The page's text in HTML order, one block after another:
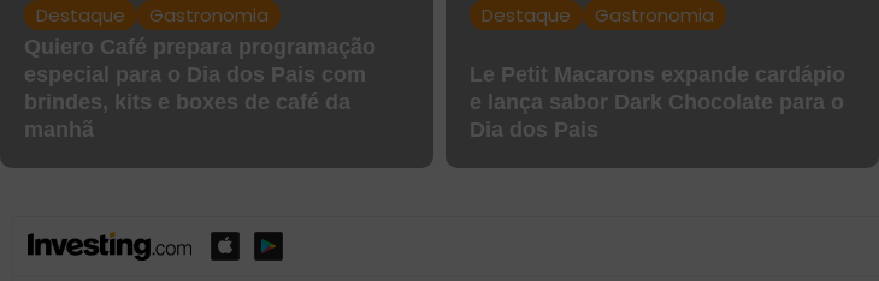
Destaque Gastronomia
Quiero Café prepara programação
especial para o Dia dos Pais com
brindes, kits e boxes de café da
manhã
Destaque Gastronomia
Le Petit Macarons expande cardápio
e lança sabor Dark Chocolate para o
Dia dos Pais